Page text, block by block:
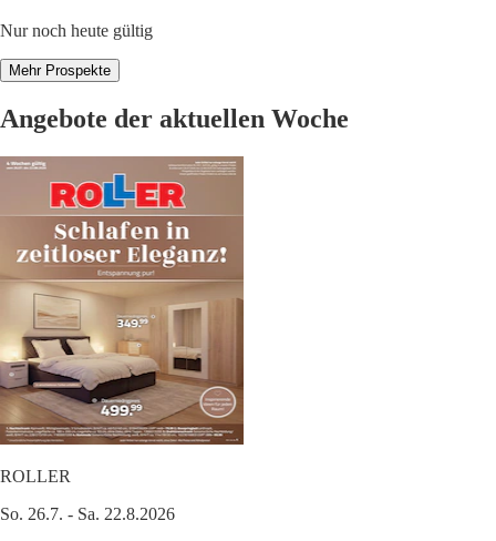
Nur noch heute gültig
Mehr Prospekte
Angebote der aktuellen Woche
ROLLER
So. 26.7. - Sa. 22.8.2026